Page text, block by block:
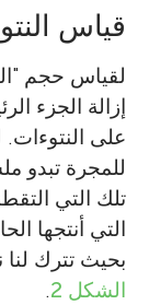
قياس
لقياس حجم
إزالة الجزء
على
للمجرة تبدو
تلك التي
التي أنتجها
بحيث تترك
الشكل 2
.